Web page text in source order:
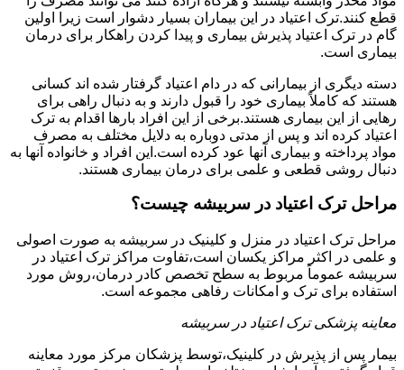
قطع کنند.ترک اعتیاد در این بیماران بسیار دشوار است زیرا اولین
گام در ترک اعتیاد پذیرش بیماری و پیدا کردن راهکار برای درمان
بیماری است.
دسته دیگری از بیمارانی که در دام اعتیاد گرفتار شده اند کسانی
هستند که کاملاً بیماری خود را قبول دارند و به دنبال راهی برای
رهایی از این بیماری هستند.برخی از این افراد بارها اقدام به ترک
اعتیاد کرده اند و پس از مدتی دوباره به دلایل مختلف به مصرف
مواد پرداخته و بیماری آنها عود کرده است.این افراد و خانواده آنها به
دنبال روشی قطعی و علمی برای درمان بیماری هستند.
مراحل ترک اعتیاد در سربیشه چیست؟
مراحل ترک اعتیاد در منزل و کلینیک در سربیشه به صورت اصولی
و علمی در اکثر مراکز یکسان است،تفاوت مراکز ترک اعتیاد در
سربیشه عموماً مربوط به سطح تخصص کادر درمان،روش مورد
استفاده برای ترک و امکانات رفاهی مجموعه است.
معاینه پزشکی ترک اعتیاد در سربیشه
بیمار پس از پذیرش در کلینیک،توسط پزشکان مرکز مورد معاینه